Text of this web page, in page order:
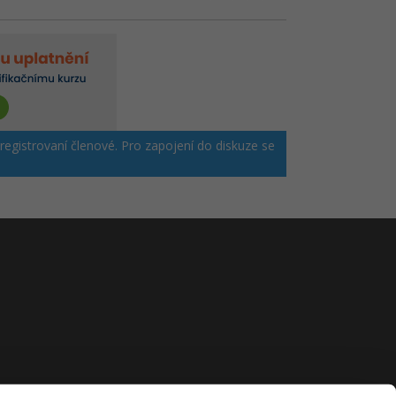
členové. Pro zapojení do diskuze se